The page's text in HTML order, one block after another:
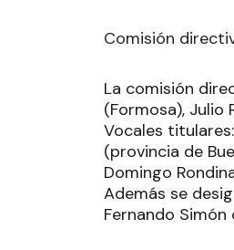
Comisión
La comisión
(Formosa), Julio
Vocales
(provincia de
Domingo
Además se
Fernando